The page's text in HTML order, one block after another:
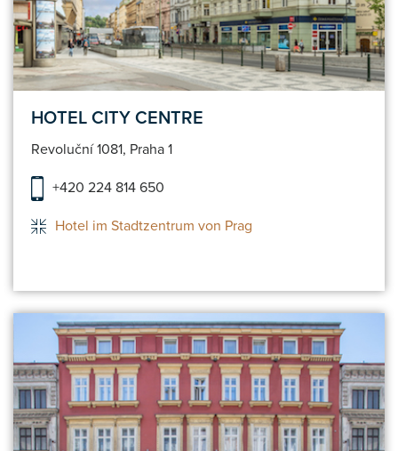
HOTEL CITY CENTRE
Revoluční 1081, Praha 1
+420 224 814 650
Hotel im Stadtzentrum von Prag